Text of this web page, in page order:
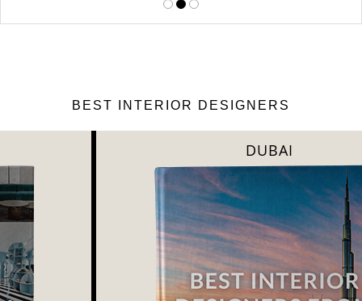
BEST INTERIOR DESIGNERS